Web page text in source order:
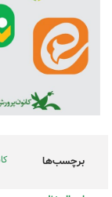
برچسب‌ها